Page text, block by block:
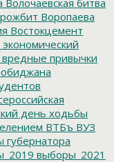
Воропаева
Востокцемент
вредные привычки
день ходьбы
ВТБъ ВУЗ
губернатора
выборы_2021